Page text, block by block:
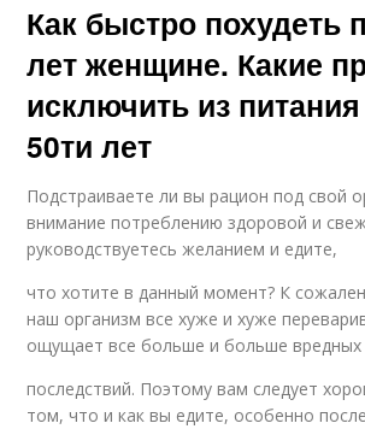
Как быстро похудеть
лет женщине. Какие
исключить из
50ти лет
Подстраиваете ли вы рацион под свой
внимание потреблению здоровой и
руководствуетесь желанием и едите,
что хотите в данный момент? К
наш организм все хуже и хуже
ощущает все больше и больше вредных
последствий. Поэтому вам следует
том, что и как вы едите, особенно